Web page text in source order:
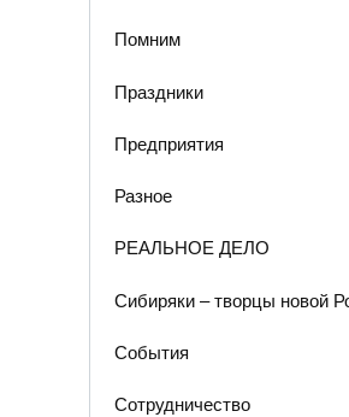
Помним
Праздники
Предприятия
Разное
РЕАЛЬНОЕ ДЕЛО
Сибиряки – творцы новой
События
Сотрудничество